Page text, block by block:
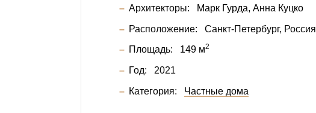
Архитекторы: Марк Гурда Анна Куцко
Расположение: Санкт-Петербург, Россия
Площадь: 149 м2
Год: 2021
Категория: Частные дома